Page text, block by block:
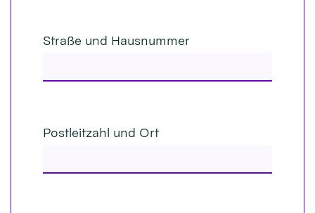
Straße und Hausnummer
Postleitzahl und Ort